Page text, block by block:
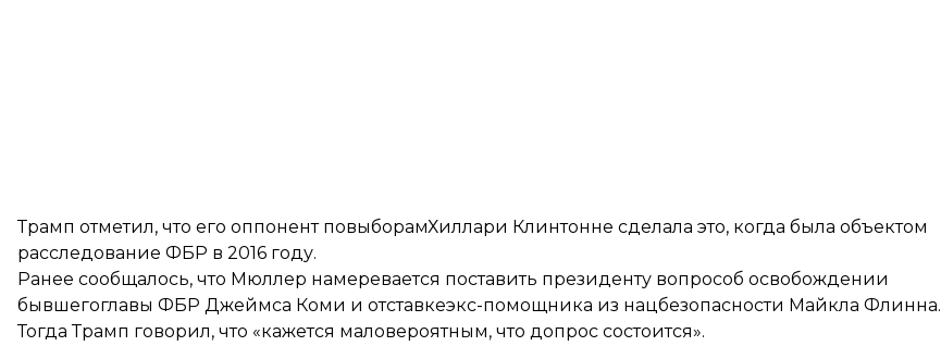
Трамп отметил, что его оппонент повыборамХиллари Клинтонне сделала это, когда была объектом
расследование ФБР в 2016 году.
Ранее сообщалось, что Мюллер намеревается поставить президенту вопрособ освобождении
бывшегоглавы ФБР Джеймса Коми и отставкеэкс-помощника из нацбезопасности Майкла Флинна.
Тогда Трамп говорил, что «кажется маловероятным, что допрос состоится».